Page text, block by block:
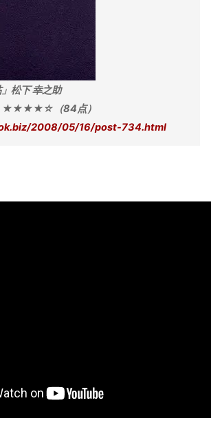
」松下 幸之助
】★★★★☆（84点）
2008/05/16/post-734.html